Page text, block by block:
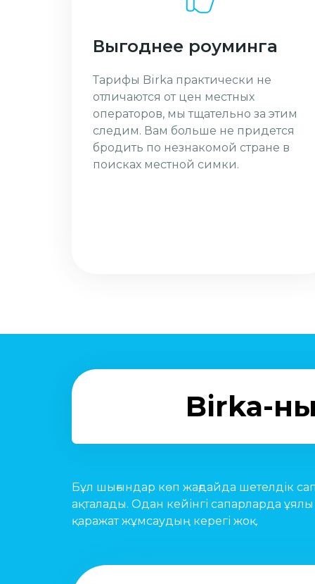
Выгоднее роуминга
Тарифы Birka практически не
отличаются от цен местных
операторов, мы тщательно за этим
следим. Вам больше не придется
бродить по незнакомой стране в
поисках местной симки.
Birka-
Бұл шығындар көп жағдайда шетелдік
ақталады. Одан кейінгі сапарларда
қаражат жұмсаудың керегі жоқ.